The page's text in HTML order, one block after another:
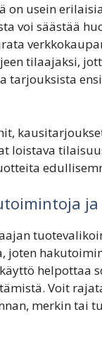
on usein
voi säästää
tilaajaksi,
tarjouksista
loistava
joten
helpottaa
Voit
merkin tai